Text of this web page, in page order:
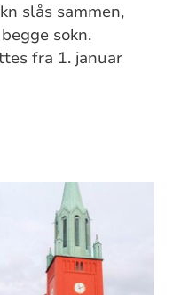
slås sammen,
sokn.
fra 1. januar